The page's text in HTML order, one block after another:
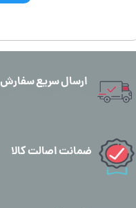
ارسال سریع سفارش
ضمانت اصالت کالا